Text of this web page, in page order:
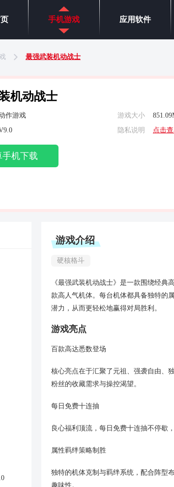
手机游戏 应用软件
最强武装机动战士
机动战士
作游戏 游戏大小
隐私说明 点击
手机下载
游戏介绍
硬核格斗
《最强武装机动战士》是一款围绕经
款高人气机体。每台机体都具备独特的
潜力，从而更轻松地赢得对局胜利。
游戏亮点
百款高达悉数登场
核心亮点在于汇聚了元祖、强袭自由、
粉丝的收藏需求与操控渴望。
每日免费十连抽
良心福利顶流，每日免费十连抽不停歇
属性羁绊策略制胜
独特的机体克制与羁绊系统，配合阵型
趣味性。